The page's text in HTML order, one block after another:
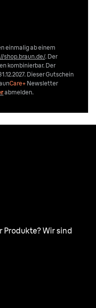
einmalig ab einem
shop.braun.de/. Der
kombinierbar. Der
Dieser Gutschein
Care+ Newsletter
abmelden.
Produkte? Wir sind